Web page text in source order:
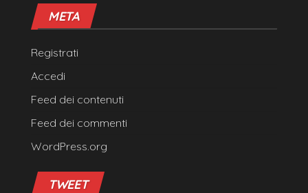
META
Registrati
Accedi
Feed dei contenuti
Feed dei commenti
WordPress.org
TWEET